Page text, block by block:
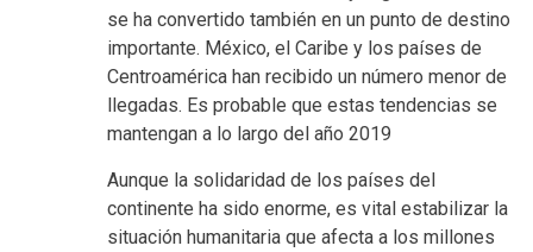
se ha convertido también en un punto de destino
importante. México, el Caribe y los países de
Centroamérica han recibido un número menor de
llegadas. Es probable que estas tendencias se
mantengan a lo largo del año 2019
Aunque la solidaridad de los países del
continente ha sido enorme, es vital estabilizar la
situación humanitaria que afecta a los millones